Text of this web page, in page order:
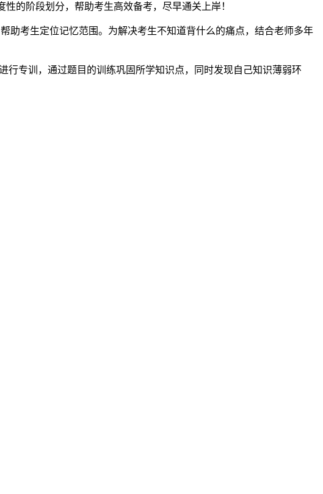
的阶段划分，帮助考生高效备考，尽早通关上岸！
助考生定位记忆范围。为解决考生不知道背什么的痛点，结合老师多年
行专训，通过题目的训练巩固所学知识点，同时发现自己知识薄弱环